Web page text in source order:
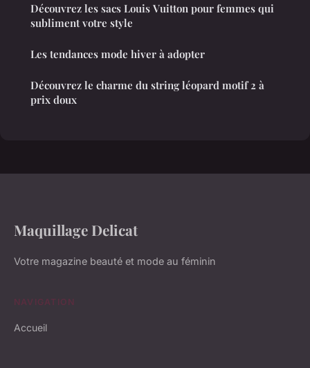
Découvrez les sacs Louis Vuitton pour femmes qui
subliment votre style
Les tendances mode hiver à adopter
Découvrez le charme du string léopard motif 2 à
prix doux
Maquillage Delicat
Votre magazine beauté et mode au féminin
NAVIGATION
Accueil